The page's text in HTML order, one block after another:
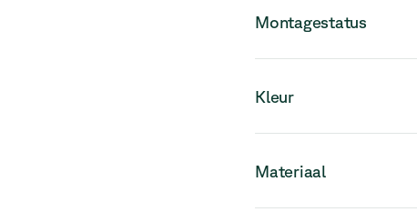
Montagestatus
Kleur
Materiaal